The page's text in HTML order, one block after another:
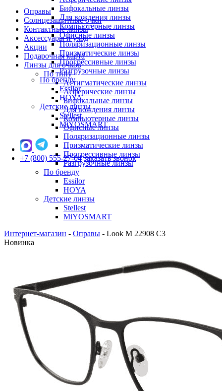
Оправы
Солнцезащитные очки
Контактные линзы
Аксессуары и уход
Акции
Подарочная карта
Линзы для очков
По типу
Астигматические линзы
Асферические линзы
Бифокальные линзы
Для вождения линзы
Компьютерные линзы
Офисные линзы
Поляризационные линзы
Призматические линзы
Прогрессивные линзы
Разгрузочные линзы
По бренду
Essilor
HOYA
Детские линзы
Stellest
MiYOSMART
Бифокальные линзы
Для вождения линзы
Компьютерные линзы
Офисные линзы
Поляризационные линзы
Призматические линзы
Прогрессивные линзы
Разгрузочные линзы
По бренду
Essilor
HOYA
Детские линзы
Stellest
MiYOSMART
+7 (800) 555-27-04 заказать звонок
Интернет-магазин - Оправы - Look M 22908 C3
Новинка